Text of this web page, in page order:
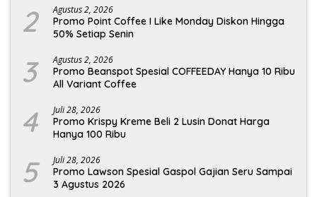
2 Agustus 2, 2026
Promo Point Coffee I Like Monday Diskon Hingga
50% Setiap Senin
3 Agustus 2, 2026
Promo Beanspot Spesial COFFEEDAY Hanya 10 Ribu
All Variant Coffee
4 Juli 28, 2026
Promo Krispy Kreme Beli 2 Lusin Donat Harga
Hanya 100 Ribu
5 Juli 28, 2026
Promo Lawson Spesial Gaspol Gajian Seru Sampai
3 Agustus 2026